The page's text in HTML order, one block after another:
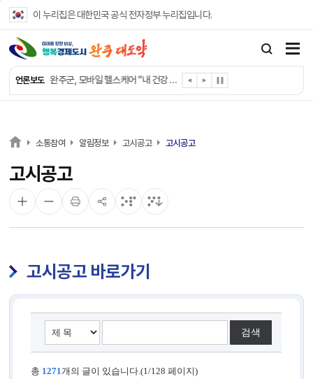
이 누리집은 대한민국 공식 전자정부 누리집입니다.
언론보도
완주군, ‘수의계약 총량제’ 개편 운영
완주군, 읍·면별 의료 환경 다각도 진단한다
완주군, 모바일 헬스케어 “내 건강 변화 직접 확인”
완주군 “여름휴가철 청소년 안전 지킨다”
㈜새눈, 완주군에 성금 1,000만 원 기탁
소통참여 알림정보 고시공고 고시공고
고시공고
고시공고 바로가기